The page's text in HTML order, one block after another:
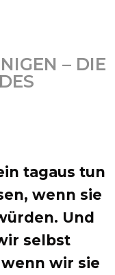
– DIE
tagaus tun
wenn sie
Und
selbst
wir sie